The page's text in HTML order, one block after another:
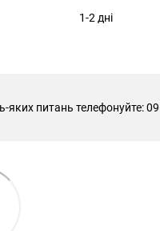
1-2 дні
яких питань телефонуйте: